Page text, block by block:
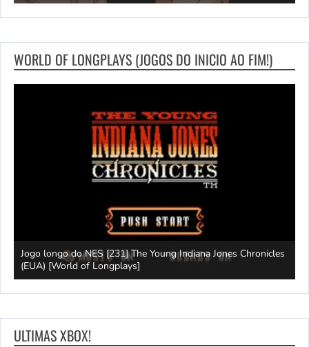
WORLD OF LONGPLAYS (JOGOS DO INICIO AO FIM!)
Jogo longo do NES [231] The Young Indiana Jones Chronicles
(EUA) [World of Longplays]
ULTIMAS XBOX!